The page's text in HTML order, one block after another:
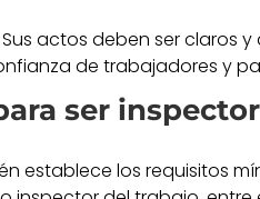
actos deben ser claros
de trabajadores y
ser inspector
establece los requisitos